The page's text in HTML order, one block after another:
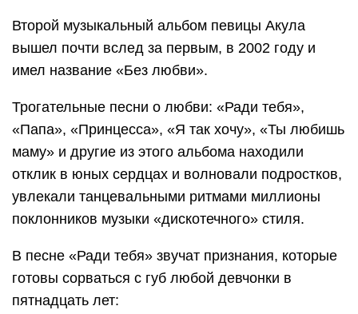
Второй музыкальный альбом певицы Акула
вышел почти вслед за первым, в 2002 году и
имел название «Без любви».
Трогательные песни о любви: «Ради тебя»,
«Папа», «Принцесса», «Я так хочу», «Ты любишь
маму» и другие из этого альбома находили
отклик в юных сердцах и волновали подростков,
увлекали танцевальными ритмами миллионы
поклонников музыки «дискотечного» стиля.
В песне «Ради тебя» звучат признания, которые
готовы сорваться с губ любой девчонки в
пятнадцать лет: